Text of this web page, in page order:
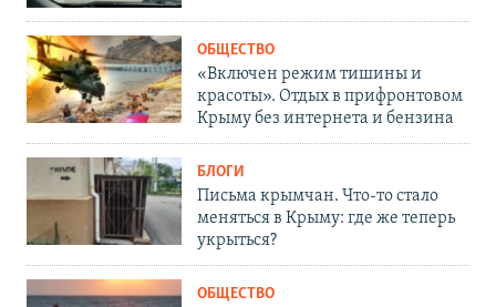
ОБЩЕСТВО
«Включен режим тишины и
красоты». Отдых в прифронтовом
Крыму без интернета и бензина
БЛОГИ
Письма крымчан. Что-то стало
меняться в Крыму: где же теперь
укрыться?
ОБЩЕСТВО